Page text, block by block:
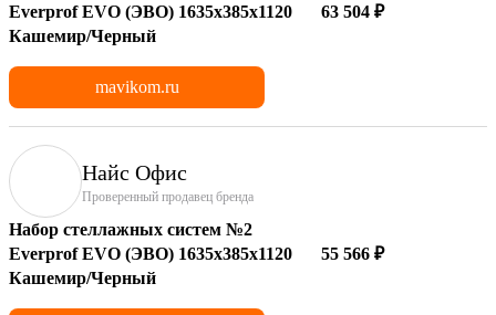
Everprof EVO (ЭВО) 1635x385x1120
Кашемир/Черный
63 504 ₽
mavikom.ru
Найс Офис
Проверенный продавец бренда
Набор стеллажных систем №2
Everprof EVO (ЭВО) 1635x385x1120
Кашемир/Черный
55 566 ₽